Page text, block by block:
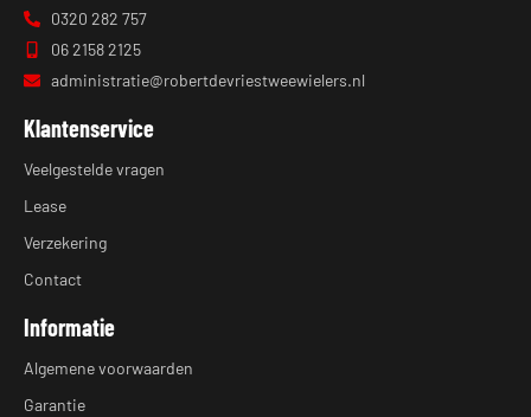
0320 282 757
06 2158 2125
administratie@robertdevriestweewielers.nl
Klantenservice
Veelgestelde vragen
Lease
Verzekering
Contact
Informatie
Algemene voorwaarden
Garantie